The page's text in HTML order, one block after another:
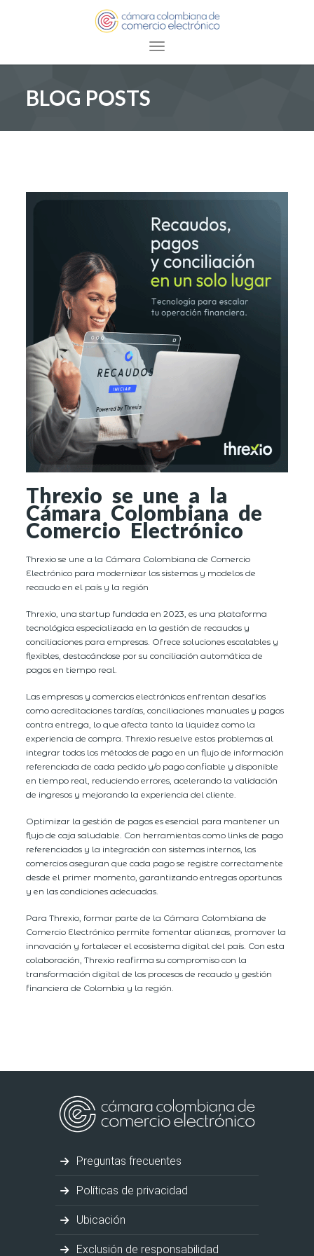
Toggle navigation
BLOG POSTS
Threxio se une a la
Cámara Colombiana de
Comercio Electrónico
Threxio se une a la Cámara Colombiana de Comercio
Electrónico para modernizar los sistemas y modelos de
recaudo en el país y la región
Threxio, una startup fundada en 2023, es una plataforma
tecnológica especializada en la gestión de recaudos y
conciliaciones para empresas. Ofrece soluciones escalables y
flexibles, destacándose por su conciliación automática de
pagos en tiempo real.
Las empresas y comercios electrónicos enfrentan desafíos
como acreditaciones tardías, conciliaciones manuales y pagos
contra entrega, lo que afecta tanto la liquidez como la
experiencia de compra. Threxio resuelve estos problemas al
integrar todos los métodos de pago en un flujo de información
referenciada de cada pedido y/o pago confiable y disponible
en tiempo real, reduciendo errores, acelerando la validación
de ingresos y mejorando la experiencia del cliente.
Optimizar la gestión de pagos es esencial para mantener un
flujo de caja saludable. Con herramientas como links de pago
referenciados y la integración con sistemas internos, los
comercios aseguran que cada pago se registre correctamente
desde el primer momento, garantizando entregas oportunas
y en las condiciones adecuadas.
Para Threxio, formar parte de la Cámara Colombiana de
Comercio Electrónico permite fomentar alianzas, promover la
innovación y fortalecer el ecosistema digital del país. Con esta
colaboración, Threxio reafirma su compromiso con la
transformación digital de los procesos de recaudo y gestión
financiera de Colombia y la región.
Preguntas frecuentes
Políticas de privacidad
Ubicación
Exclusión de responsabilidad